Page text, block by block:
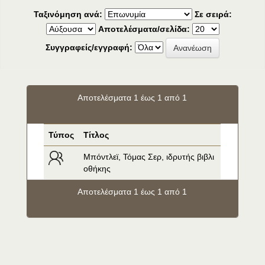
Ταξινόμηση ανά:
Σε σειρά:
Αποτελέσματα/σελίδα:
Συγγραφείς/εγγραφή:
Αποτελέσματα 1 έως 1 από 1
Τύπος Τίτλος
Μπόντλεϊ, Τόμας Σερ, ιδρυτής βιβλι
οθήκης
Αποτελέσματα 1 έως 1 από 1